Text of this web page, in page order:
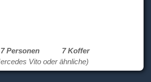
7 Personen
7 Koffer